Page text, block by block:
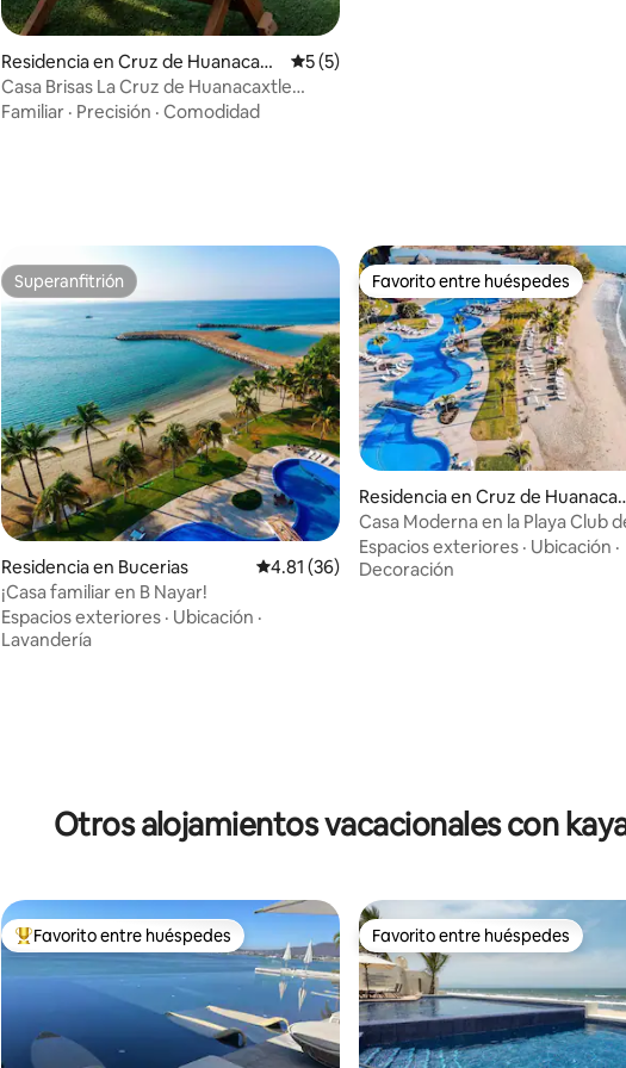
Residencia en Cruz de Huanacaxtl
e
Calificación promedio: 5 de 5; 5
5 (5)
Casa Brisas La Cruz de Huanacaxtle
Tamaran
Familiar · Precisión · Comodidad
Superanfitrión
Superanfitrión
Residencia en Bucerias Calificación promedio: 4.81 de 5; 36
4.81 (36)
¡Casa familiar en B Nayar!
Espacios exteriores · Ubicación ·
Lavandería
Favorito entre huéspedes
Favorito entre huéspedes
Residencia en Cruz de
le
Casa Moderna en la Playa Club de playa
incluido
Espacios exteriores · Ubicación ·
Decoración
Otros alojamientos vacacionales con
De los mejores en Favorito entre huéspedes
Favorito entre huéspedes Favorito entre huéspedes
Favorito entre huéspedes